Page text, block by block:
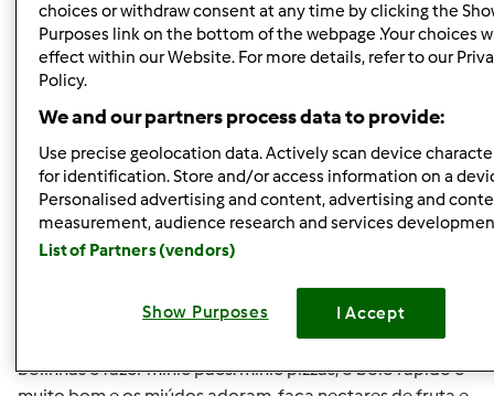
Qua, 2009-10-21 14:37
#3
olá
não sei que livros já tem. já pediu ajuda á sua agente? vou
tentar ajudá-la , mas fale com ela temos uma panóplia de
livros que nos permite fazer uma seleção das melhores
receitas para os fins desejados. aqui vão umas sugestões
com a massa de pizza pode fazer fazer
bolinhas e fazer minie pães. minie pizzas, o bolo rápido é
choices or withdraw consent at any time by clicking the
Purposes link on the bottom of the webpage .Your choices
effect within our Website. For more details, refer to our
Policy.
We and our partners process data to provide:
Use precise geolocation data. Actively scan device
for identification. Store and/or access information on a
Personalised advertising and content, advertising and
measurement, audience research and services
List of Partners (vendors)
Show Purposes I Accept